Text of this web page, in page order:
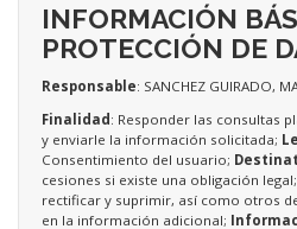
INFORMACIÓN
PROTECCIÓN DE
Responsable: SANCHEZ GUIRADO,
Finalidad: Responder las consultas
y enviarle la información solicitada;
Consentimiento del usuario;
cesiones si existe una obligación legal;
rectificar y suprimir, así como otros
en la información adicional;